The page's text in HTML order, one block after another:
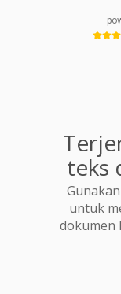
teks
untuk
dokumen